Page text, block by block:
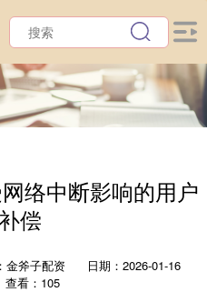
络中断影响的用户
偿
金斧子配资
日期：2026-01-16
查看：105